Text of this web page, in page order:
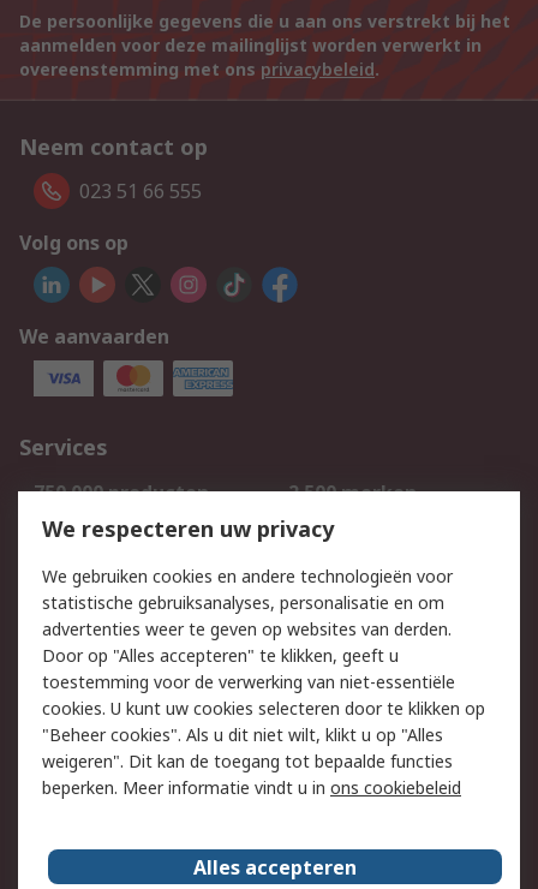
De persoonlijke gegevens die u aan ons verstrekt bij het
aanmelden voor deze mailinglijst worden verwerkt in
overeenstemming met ons privacybeleid.
Neem contact op
023 51 66 555
Volg ons op
We aanvaarden
Services
750.000 producten
2.500 merken
Bestellen
Inkoopoplossingen
Track & Trace
Wettelijk
Cookiebeleid
Email veiligheid
Privacybeleid
Websitevoorwaarden
Algemene
verkoopvoorwaarden
Over RS
We respecteren uw privacy
We gebruiken cookies en andere technologieën voor
statistische gebruiksanalyses, personalisatie en om
advertenties weer te geven op websites van derden.
Door op "Alles accepteren" te klikken, geeft u
toestemming voor de verwerking van niet-essentiële
cookies. U kunt uw cookies selecteren door te klikken op
"Beheer cookies". Als u dit niet wilt, klikt u op "Alles
weigeren". Dit kan de toegang tot bepaalde functies
beperken. Meer informatie vindt u in ons cookiebeleid
Alles accepteren